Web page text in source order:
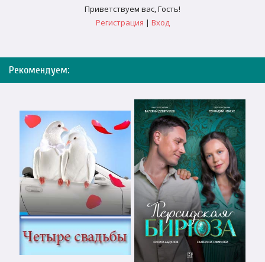
Приветствуем вас,Гость!
Регистрация | Вход
Рекомендуем: